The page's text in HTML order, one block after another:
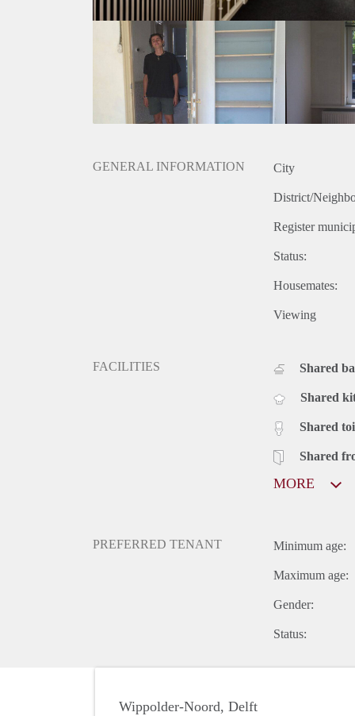
GENERAL INFORMATION City
District/
Register
Status:
Housemates:
Viewing
FACILITIES Shared
Shared
Shared
Shared
MORE
PREFERRED TENANT Minimum age:
Maximum age:
Gender:
Status:
Wippolder-Noord, Delft